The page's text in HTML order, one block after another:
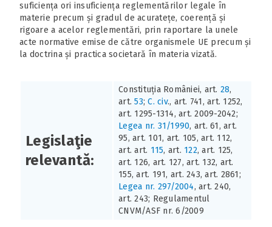
suficiența ori insuficiența reglementărilor legale în
materie precum și gradul de acuratețe, coerență și
rigoare a acelor reglementări, prin raportare la unele
acte normative emise de către organismele UE precum și
la doctrina și practica societară în materia vizată.
Legislaţie
relevantă:
Constituția României, art. 28,
art.53;C. civ., art. 741, art. 1252,
art. 1295-1314, art. 2009-2042;
Legea nr. 31/1990, art. 61, art.
95, art. 101, art. 105, art. 112,
art. art. 115, art. 122, art. 125,
art. 126, art. 127, art. 132, art.
155, art. 191, art. 243, art. 2861;
Legea nr. 297/2004, art. 240,
art. 243; Regulamentul
CNVM/ASF nr. 6/2009